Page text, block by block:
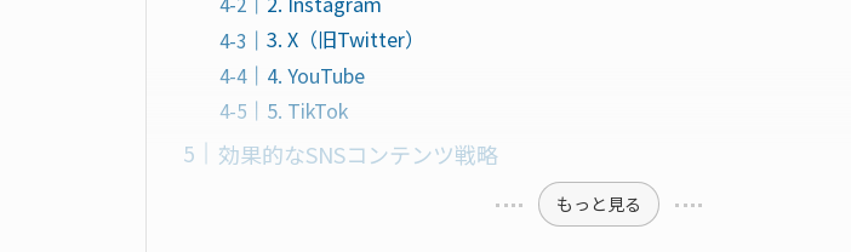
3. X（旧Twitter）
4. YouTube
5. TikTok
効果的なSNSコンテンツ戦略
もっと見る